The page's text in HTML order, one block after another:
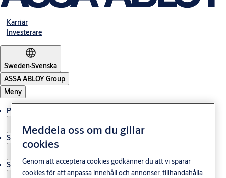
Karriär
Investerare
Sweden·Svenska
ASSA ABLOY Group
Meny
Produkter och lösningar
Stories
Service
Meddela oss om du gillar
cookies
Genom att acceptera cookies godkänner du att vi sparar
cookies för att anpassa innehåll och annonser, tillhandahålla